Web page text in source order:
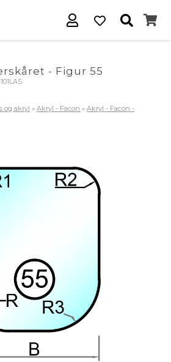
- Figur 55
og akryl »Akryl - Facon »Akryl - Facon -